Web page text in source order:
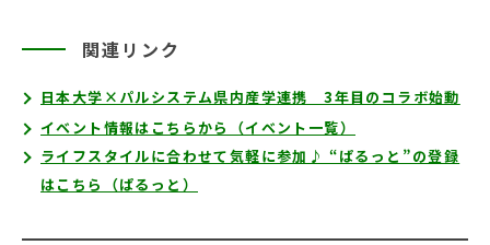
関連リンク
日本大学×パルシステム県内産学連携 3年目のコラボ始動
イベント情報はこちらから（イベント一覧）
ライフスタイルに合わせて気軽に参加♪ “ぱるっと”の登録
はこちら（ぱるっと）